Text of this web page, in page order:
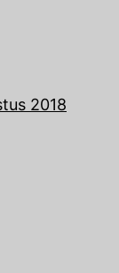
2018